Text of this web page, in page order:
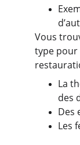
Vous
type pour
La
des
Des
Les